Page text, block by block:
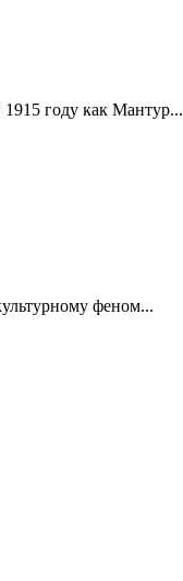
году как Мантур...
феном...